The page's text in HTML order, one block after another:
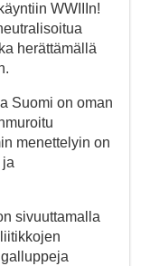
WWIIIn!
herättämällä
Suomi on oman
menettelyin on
ja
sivuuttamalla